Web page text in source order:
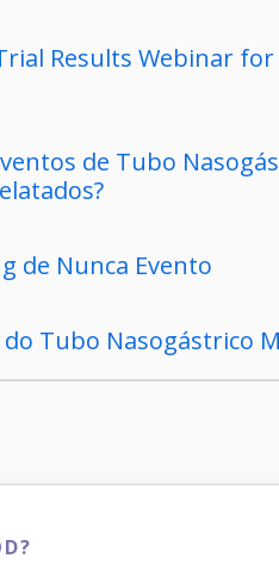
Results Webinar
de Tubo
de Nunca Evento
Tubo Nasogástrico